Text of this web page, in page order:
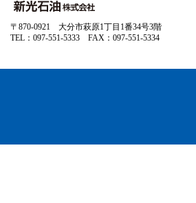
〒870-0921 大分市萩原1丁目1番34号3階
TEL：097-551-5333 FAX：097-551-5334